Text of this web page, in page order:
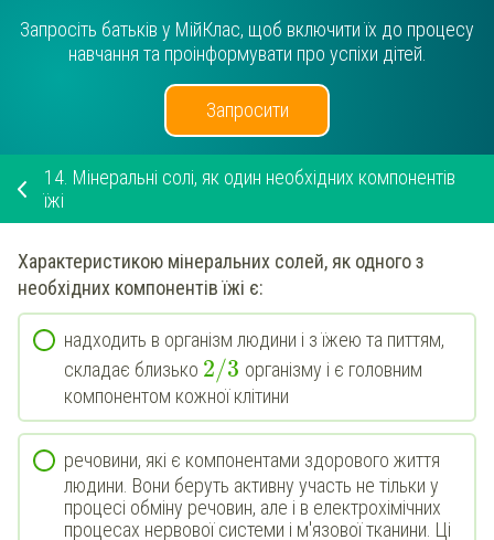
Запросіть батьків у МійКлас, щоб включити їх до процесу
навчання та проінформувати про успіхи дітей.
Запросити
14. Мінеральні солі, як один необхідних компонентів
їжі
Характеристикою мінеральних солей, як одного з
необхідних компонентів їжі є:
надходить в організм людини і з їжею та питтям,
складає близько 2/3 організму і є головним
компонентом кожної клітини
речовини, які є компонентами здорового життя
людини. Вони беруть активну участь не тільки у
процесі обміну речовин, але і в електрохімічних
процесах нервової системи і м'язової тканини. Ці